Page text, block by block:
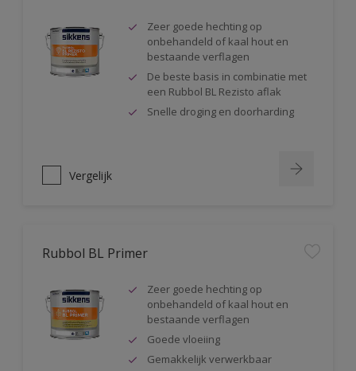
Zeer goede hechting op
onbehandeld of kaal hout en
bestaande verflagen
De beste basis in combinatie met
een Rubbol BL Rezisto aflak
Snelle droging en doorharding
Vergelijk
Rubbol BL Primer
Zeer goede hechting op
onbehandeld of kaal hout en
bestaande verflagen
Goede vloeiing
Gemakkelijk verwerkbaar